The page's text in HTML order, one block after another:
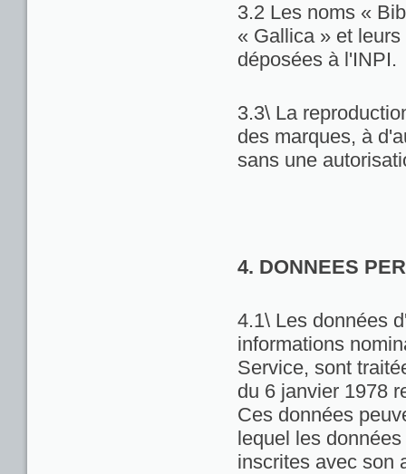
3.2 Les noms «
« Gallica » et
déposées à l'INPI.
3.3\ La
des marques, à
sans une
4. DONNEES
4.1\ Les données
informations
Service, sont
du 6 janvier 1978
Ces données
lequel les
inscrites avec son